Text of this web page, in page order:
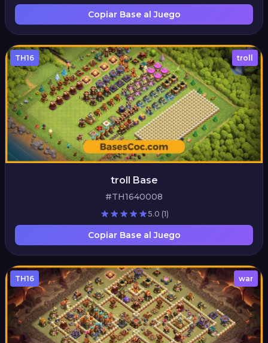
Copiar Base al Juego
TH16 troll
troll Base
#TH1640008
5.0 (1)
Copiar Base al Juego
TH16 war